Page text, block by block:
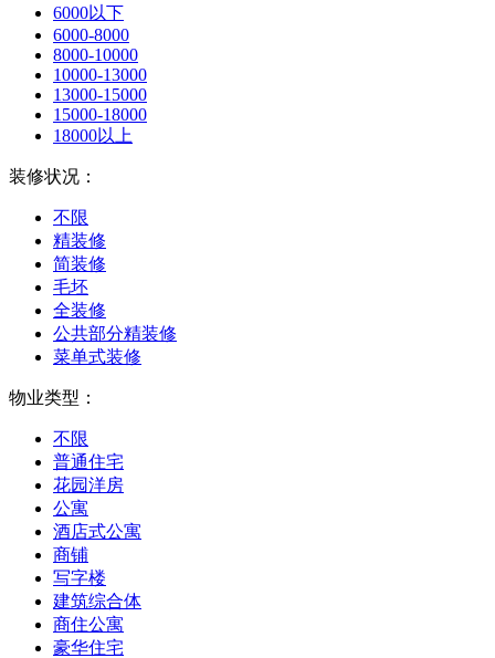
6000以下
6000-8000
8000-10000
10000-13000
13000-15000
15000-18000
18000以上
装修状况：
不限
精装修
简装修
毛坯
全装修
公共部分精装修
菜单式装修
物业类型：
不限
普通住宅
花园洋房
公寓
酒店式公寓
商铺
写字楼
建筑综合体
商住公寓
豪华住宅